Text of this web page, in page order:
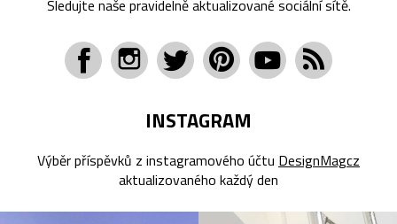
Sledujte naše pravidelně aktualizované sociální sítě.
INSTAGRAM
Výběr příspěvků z instagramového účtu DesignMagcz
aktualizovaného každý den